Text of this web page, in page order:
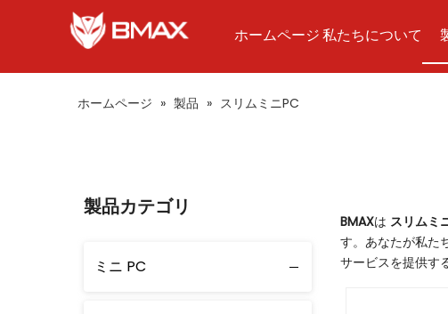
ホームページ私たちについて
ホームページ » 製品 » スリムミニPC
製品カテゴリ
ミニ PC
BMAXは スリムミ
す。あなたが私た
サービスを提供す